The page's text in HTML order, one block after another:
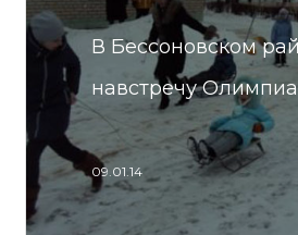
В Бессоновском
навстречу
09.01.14